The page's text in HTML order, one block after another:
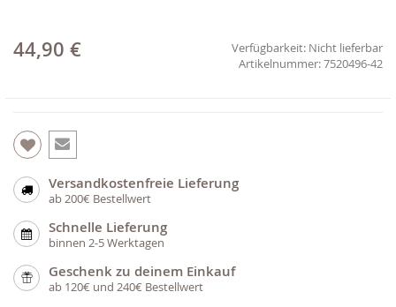
44,90 € Verfügbarkeit: Nicht lieferbar
7520496-42
Versandkostenfreie Lieferung
ab 200€ Bestellwert
Schnelle Lieferung
binnen 2-5 Werktagen
Geschenk zu deinem Einkauf
ab 120€ und 240€ Bestellwert